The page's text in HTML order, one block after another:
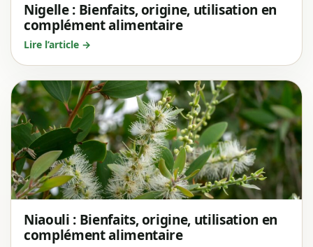
Nigelle : Bienfaits, origine, utilisation en
complément alimentaire
Lire l’article →
Niaouli : Bienfaits, origine, utilisation en
complément alimentaire